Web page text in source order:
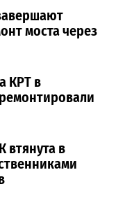
моста через
КРТ в
втянута в